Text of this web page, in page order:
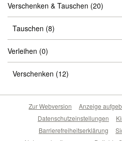
Verschenken & Tauschen (20)
Tauschen (8)
Verleihen (0)
Verschenken (12)
Zur Webversion Anzeige
Datenschutzeinstellungen
Barrierefreiheitserklärung